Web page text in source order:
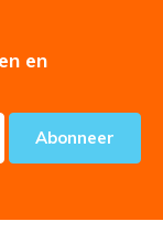
en
Abonneer